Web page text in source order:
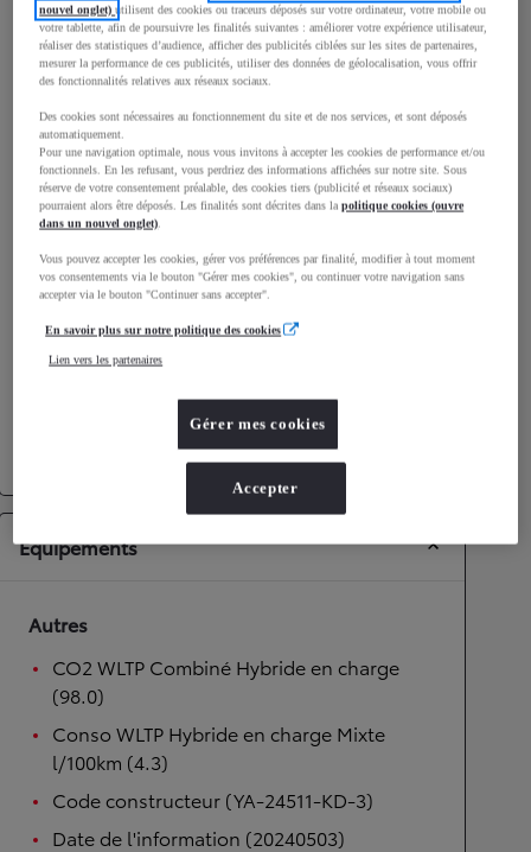
Largeur
1 745mm
Consommation mixte
Consommation mixte 4,3L/100 km
Émissions CO2
98g/km
Performances
Accélération 0-100km/h
Boîte automatique
Équipements
Autres
CO2 WLTP Combiné Hybride en charge
(98.0)
Conso WLTP Hybride en charge Mixte
l/100km (4.3)
Code constructeur (YA-24511-KD-3)
Date de l'information (20240503)
nouvel onglet)utilisent des cookies ou traceurs déposés sur votre ordinateur, votre mobile ou
votre tablette, afin de poursuivre les finalités suivantes : améliorer votre expérience utilisateur,
réaliser des statistiques d’audience, afficher des publicités ciblées sur les sites de partenaires,
mesurer la performance de ces publicités, utiliser des données de géolocalisation, vous offrir
des fonctionnalités relatives aux réseaux sociaux.
Des cookies sont nécessaires au fonctionnement du site et de nos services, et sont déposés
automatiquement.
Pour une navigation optimale, nous vous invitons à accepter les cookies de performance et/ou
fonctionnels. En les refusant, vous perdriez des informations affichées sur notre site. Sous
réserve de votre consentement préalable, des cookies tiers (publicité et réseaux sociaux)
pourraient alors être déposés. Les finalités sont décrites dans lapolitique cookies (ouvre
dans un nouvel onglet).
Vous pouvez accepter les cookies, gérer vos préférences par finalité, modifier à tout moment
vos consentements via le bouton "Gérer mes cookies", ou continuer votre navigation sans
accepter via le bouton "Continuer sans accepter".
En savoir plus sur notre politique des cookies
Lien vers les partenaires
Gérer mes cookies
Accepter